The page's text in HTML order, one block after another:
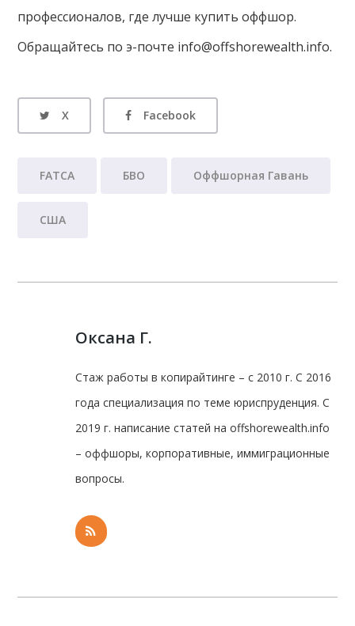
профессионалов, где лучше купить оффшор.
Обращайтесь по э-почте info@offshorewealth.info.
X Facebook
FATCA БВО Оффшорная Гавань
США
Оксана Г.
Стаж работы в копирайтинге – с 2010 г. С 2016
года специализация по теме юриспруденция. С
2019 г. написание статей на offshorewealth.info
– оффшоры, корпоративные, иммиграционные
вопросы.